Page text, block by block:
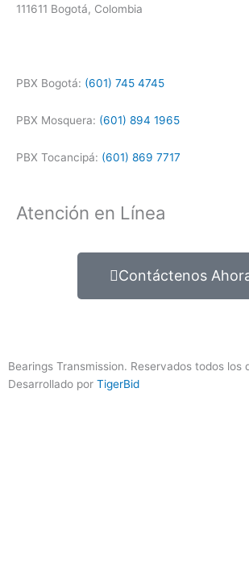
111611 Bogotá, Colombia
PBX Bogotá: (601) 745 4745
PBX Mosquera: (601) 894 1965
PBX Tocancipá: (601) 869 7717
Atención en Línea
Contáctenos
Bearings Transmission. Reservados todos los
Desarrollado por TigerBid